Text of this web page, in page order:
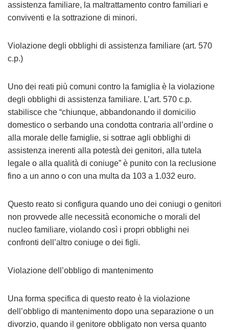
assistenza familiare, la maltrattamento contro familiari e
conviventi e la sottrazione di minori.
Violazione degli obblighi di assistenza familiare (art. 570
c.p.)
Uno dei reati più comuni contro la famiglia è la violazione
degli obblighi di assistenza familiare. L’art. 570 c.p.
stabilisce che “chiunque, abbandonando il domicilio
domestico o serbando una condotta contraria all’ordine o
alla morale delle famiglie, si sottrae agli obblighi di
assistenza inerenti alla potestà dei genitori, alla tutela
legale o alla qualità di coniuge” è punito con la reclusione
fino a un anno o con una multa da 103 a 1.032 euro.
Questo reato si configura quando uno dei coniugi o genitori
non provvede alle necessità economiche o morali del
nucleo familiare, violando così i propri obblighi nei
confronti dell’altro coniuge o dei figli.
Violazione dell’obbligo di mantenimento
Una forma specifica di questo reato è la violazione
dell’obbligo di mantenimento dopo una separazione o un
divorzio, quando il genitore obbligato non versa quanto